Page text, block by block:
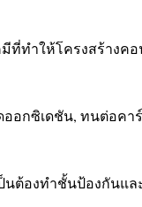
ที่ทำให้โครงสร้างคอ
อกซิเดชัน, ทนต่อคา
นต้องทำชั้นป้องกันแล